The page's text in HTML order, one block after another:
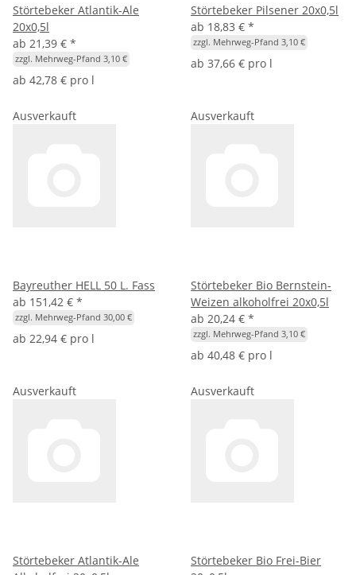
Störtebeker Atlantik-Ale
20x0,5l
ab 21,39 € *
zzgl. Mehrweg-Pfand 3,10 €
ab 42,78 € pro l
Störtebeker Pilsener 20x0,5l
ab 18,83 € *
zzgl. Mehrweg-Pfand 3,10 €
ab 37,66 € pro l
Ausverkauft
Bayreuther HELL 50 L. Fass
ab 151,42 € *
zzgl. Mehrweg-Pfand 30,00 €
ab 22,94 € pro l
Ausverkauft
Störtebeker Bio Bernstein-
Weizen alkoholfrei 20x0,5l
ab 20,24 € *
zzgl. Mehrweg-Pfand 3,10 €
ab 40,48 € pro l
Ausverkauft
Störtebeker Atlantik-Ale
Ausverkauft
Störtebeker Bio Frei-Bier